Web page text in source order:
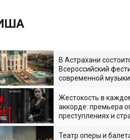
В Астрахани
Всероссийский
современной музыки
Жестокость в
аккорде: премьера
преступлениях и
Театр оперы и